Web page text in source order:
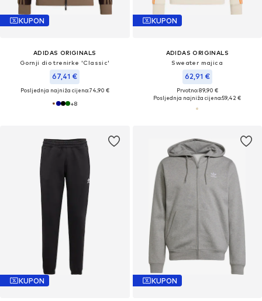
KUPON
ADIDAS ORIGINALS
Gornji dio trenirke 'Classic'
67,41 €
Posljednja najniža cijena:74,90 €
+8
KUPON
ADIDAS ORIGINALS
Sweater majica
62,91 €
Prvotno: 89,90 €
Posljednja najniža cijena:59,42 €
KUPON KUPON